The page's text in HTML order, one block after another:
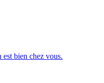
est bien chez vous.